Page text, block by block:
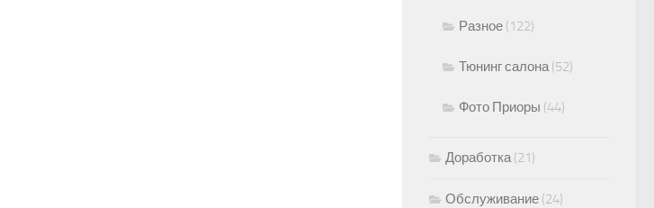
Разное (122)
Тюнинг салона(52)
Фото Приоры (44)
Доработка(21)
Обслуживание (24)